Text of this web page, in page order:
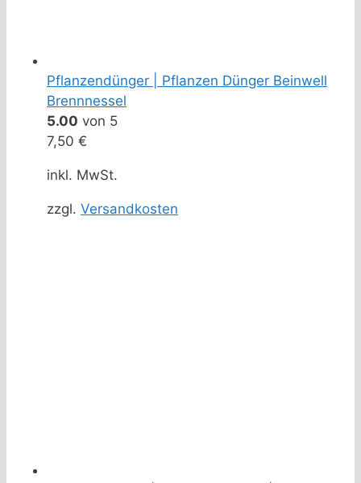
Pflanzendünger | Pflanzen Dünger Beinwell
Brennnessel
5.00 von 5
7,50 €
inkl. MwSt.
zzgl. Versandkosten